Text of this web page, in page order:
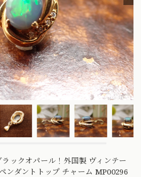
ラックオパール！外国製 ヴィンテー
ンダントトップ チャーム MP00296